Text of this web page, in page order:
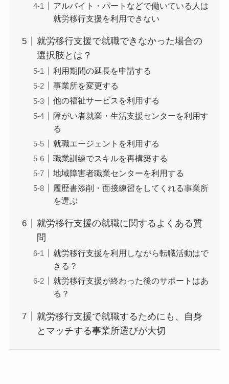
アルバイト・パートなどで働いている人は
就労移行支援を利用できない
就労移行支援で就職できなかった場合の
選択肢とは？
利用期間の延長を申請する
事業所を変更する
他の福祉サービスを利用する
障がい者就業・生活支援センターを利用す
る
就職エージェントを利用する
職業訓練でスキルを再構築する
地域障害者職業センターを利用する
履歴書添削・面接練習をしてくれる事業所
を選ぶ
就労移行支援の就職に関するよくある質
問
就労移行支援を利用しながら転職活動はで
きる？
就労移行支援が終わった後のサポートはあ
る？
就労移行支援で就職するためにも、自身
とマッチする事業所選びが大切